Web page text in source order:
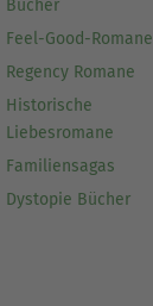
Bücher
Feel-Good-Romane
Regency Romane
Historische
Liebesromane
Familiensagas
Dystopie Bücher